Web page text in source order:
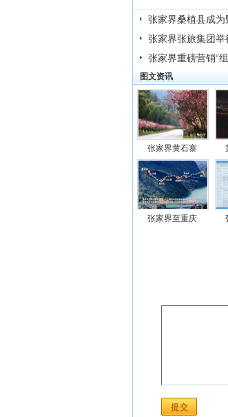
张家界桑植县成
张家界张旅集团
张家界重磅营销“
图文资讯
张家界黄石寨
张家界至重庆